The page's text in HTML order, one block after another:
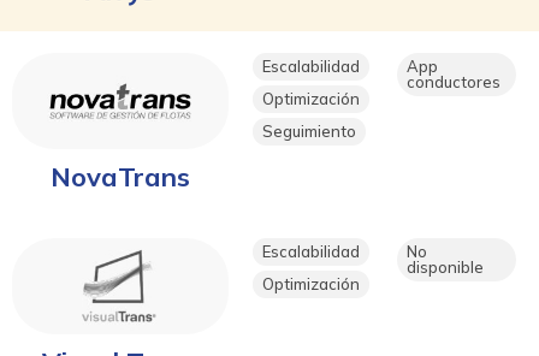
NovaTrans
Escalabilidad
Optimización
Seguimiento
App
conductores
Escalabilidad
Optimización
No
disponible